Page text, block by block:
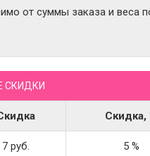
от суммы заказа и веса
СКИДКИ
Скидка,
7 руб. 5 %